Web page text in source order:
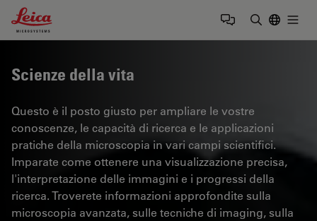
Leica Microsystems Logo
Scienze della vita
Questo è il posto giusto per ampliare le vostre
conoscenze, le capacità di ricerca e le applicazioni
pratiche della microscopia in vari campi scientifici.
Imparate come ottenere una visualizzazione precisa,
l'interpretazione delle immagini e i progressi della
ricerca. Troverete informazioni approfondite sulla
microscopia avanzata, sulle tecniche di imaging, sulla